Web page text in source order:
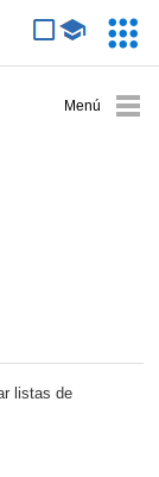
listas de